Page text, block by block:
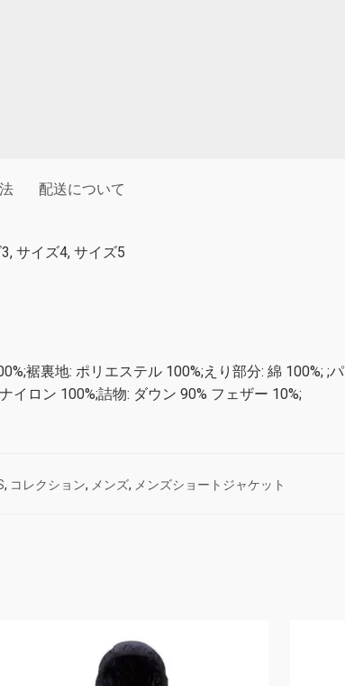
配送について
サイズ4, サイズ5
裾裏地: ポリエステル 100%;えり部分: 綿 100%; ;パ
イロン 100%;詰物: ダウン 90% フェザー 10%;
, コレクション, メンズ, メンズショートジャケット